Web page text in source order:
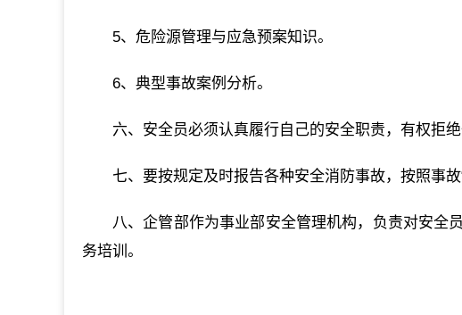
5、危险源管理与应急预案知识。
6、典型事故案例分析。
六、安全员必须认真履行自己的安全职责，有权拒
七、要按规定及时报告各种安全消防事故，按照事故
八、企管部作为事业部安全管理机构，负责对安全
务培训。